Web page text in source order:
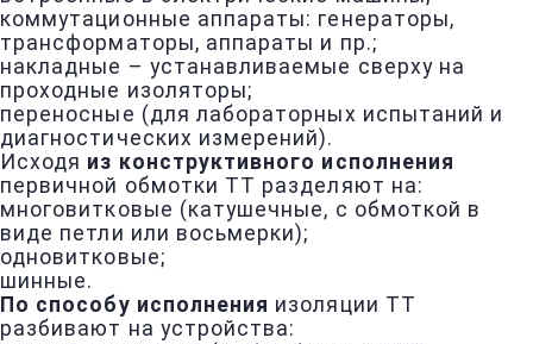
коммутационные аппараты: генераторы,
трансформаторы, аппараты и пр.;
накладные – устанавливаемые сверху на
проходные изоляторы;
переносные (для лабораторных испытаний и
диагностических измерений).
Исходя из конструктивного исполнения
первичной обмотки ТТ разделяют на:
многовитковые (катушечные, с обмоткой в
виде петли или восьмерки);
одновитковые;
шинные.
По способу исполнения изоляции ТТ
разбивают на устройства: